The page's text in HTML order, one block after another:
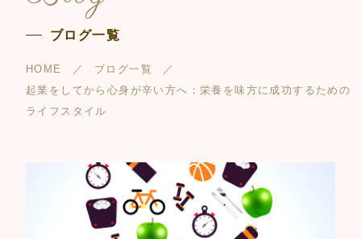
ブログ一覧
HOME
ブログ一覧
起業をしてから心身が辛い方へ：栄養を味方に成功するための
ライフスタイル